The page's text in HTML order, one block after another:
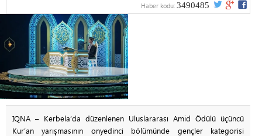
Haber kodu: 3490485
IQNA – Kerbela’da düzenlenen Uluslararası Amid Ödülü üçüncü
Kur’an yarışmasının onyedinci bölümünde gençler kategorisi